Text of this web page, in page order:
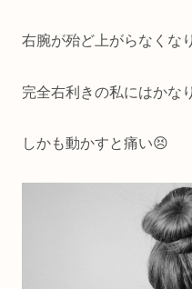
右腕が殆ど上がらなくな
完全右利きの私にはかな
しかも動かすと痛い😣